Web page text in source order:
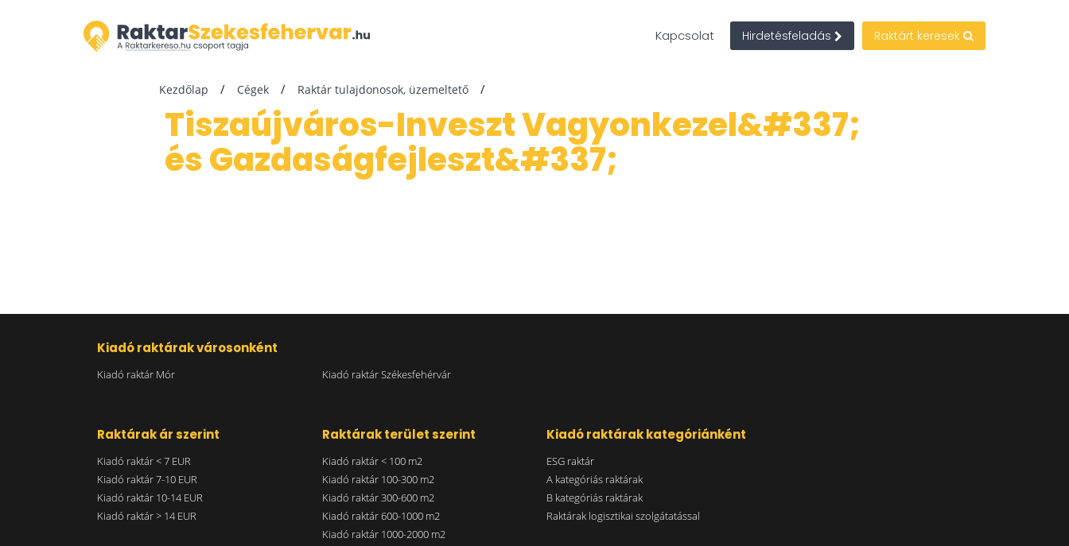
Kapcsolat Hirdetésfeladás Raktárt keresek
Kezdőlap Cégek Raktár tulajdonosok, üzemeltető
Tiszaújváros-Inveszt Vagyonkezel&#337;
és Gazdaságfejleszt&#337;
Kiadó raktárak városonként
Kiadó raktár Mór Kiadó raktár Székesfehérvár
Raktárak ár szerint
Kiadó raktár < 7 EUR
Kiadó raktár 7-10 EUR
Kiadó raktár 10-14 EUR
Kiadó raktár > 14 EUR
Raktárak terület szerint
Kiadó raktár < 100 m2
Kiadó raktár 100-300 m2
Kiadó raktár 300-600 m2
Kiadó raktár 600-1000 m2
Kiadó raktár 1000-2000 m2
Kiadó raktárak kategóriánként
ESG raktár
A kategóriás raktárak
B kategóriás raktárak
Raktárak logisztikai szolgátatással